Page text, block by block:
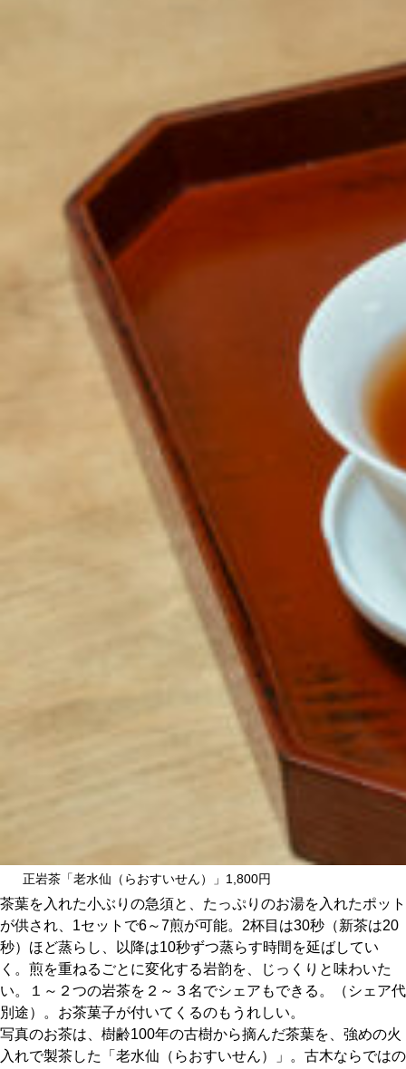
正岩茶「老水仙（らおすいせん）」1,800円
茶葉を入れた小ぶりの急須と、たっぷりのお湯を入れたポット
が供され、1セットで6～7煎が可能。2杯目は30秒（新茶は20
秒）ほど蒸らし、以降は10秒ずつ蒸らす時間を延ばしてい
く。煎を重ねるごとに変化する岩韵を、じっくりと味わいた
い。１～２つの岩茶を２～３名でシェアもできる。（シェア代
別途）。お茶菓子が付いてくるのもうれしい。
写真のお茶は、樹齢100年の古樹から摘んだ茶葉を、強めの火
入れで製茶した「老水仙（らおすいせん）」。古木ならではの